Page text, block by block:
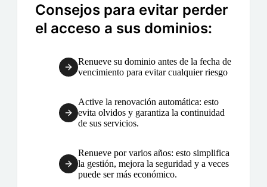
Consejos para evitar perder
el acceso a sus dominios:
Renueve su dominio antes de la fecha de
vencimiento para evitar cualquier riesgo
Active la renovación automática: esto
evita olvidos y garantiza la continuidad
de sus servicios.
Renueve por varios años: esto simplifica
la gestión, mejora la seguridad y a veces
puede ser más económico.